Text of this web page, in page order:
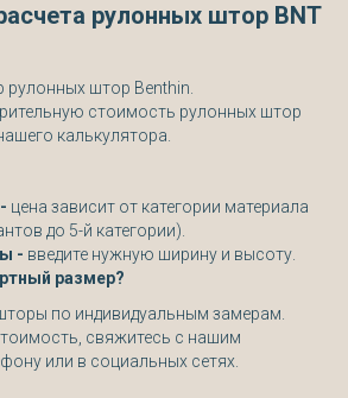
рулонных штор BNT
рулонных штор Benthin.
стоимость рулонных штор
калькулятора.
цена зависит от категории материала
до 5-й категории).
- введите нужную ширину и высоту.
размер?
по индивидуальным замерам.
свяжитесь с нашим
или в социальных сетях.